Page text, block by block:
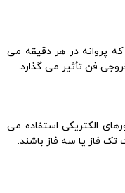
پروانه در هر دقیقه می
فن تأثیر می گذارد.
الکتریکی استفاده می
تک فاز یا سه فاز باشند.